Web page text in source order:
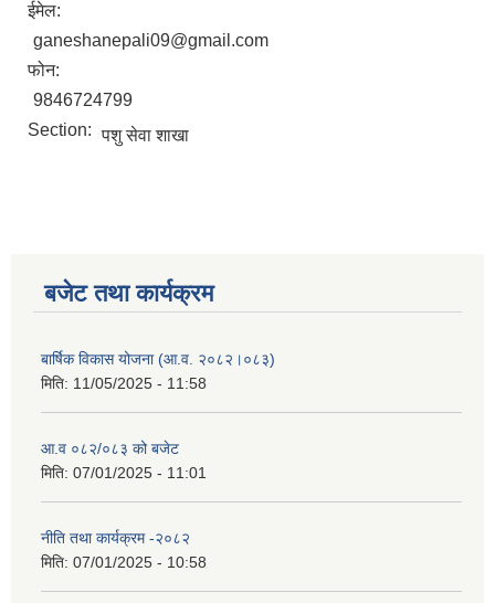
ईमेल:
ganeshanepali09@gmail.com
फोन:
9846724799
Section: पशु सेवा शाखा
बजेट तथा कार्यक्रम
बार्षिक विकास योजना (आ.व. २०८२।०८३)
मिति: 11/05/2025 - 11:58
आ.व ०८२/०८३ को बजेट
मिति: 07/01/2025 - 11:01
नीति तथा कार्यक्रम -२०८२
मिति: 07/01/2025 - 10:58